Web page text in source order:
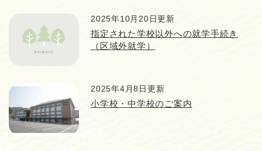
2025年10月20日更新
指定された学校以外への就学手続き
（区域外就学）
2025年4月8日更新
小学校・中学校のご案内